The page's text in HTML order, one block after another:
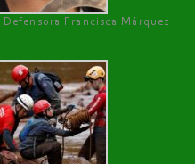
Francisca Márquez